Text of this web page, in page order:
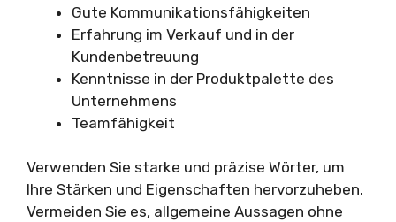
Gute Kommunikationsfähigkeiten
Erfahrung im Verkauf und in der
Kundenbetreuung
Kenntnisse in der Produktpalette des
Unternehmens
Teamfähigkeit
Verwenden Sie starke und präzise Wörter, um
Ihre Stärken und Eigenschaften hervorzuheben.
Vermeiden Sie es, allgemeine Aussagen ohne